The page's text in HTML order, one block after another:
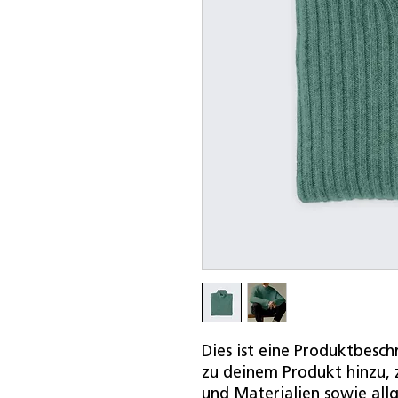
Dies ist eine
zu deinem Produkt hinzu,
und Materialien sowie